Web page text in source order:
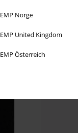
EMP Norge
EMP United Kingdom
EMP Österreich